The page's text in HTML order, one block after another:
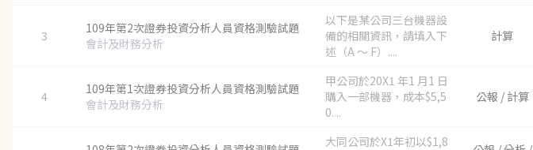
3
109年第2次證券投資分析人員資格測驗試題
會計及財務分析
以下是某公司三台機器設
備的相關資訊，請填入下
述（A ～ F）....
計算
4
109年第1次證券投資分析人員資格測驗試題
會計及財務分析
甲公司於20X1 年1 月1 日
購入一部機器，成本$5,5
0....
公報 / 計算
大同公司於X1年初以$1,8